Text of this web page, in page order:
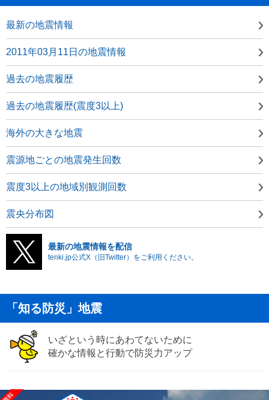
最新の地震情報
2011年03月11日の地震情報
過去の地震履歴
過去の地震履歴(震度3以上)
海外の大きな地震
震源地ごとの地震発生回数
震度3以上の地域別観測回数
震央分布図
最新の地震情報を配信
tenki.jp公式X（旧Twitter）をご利用ください。
「知る防災」地震
いざという時にあわてないために
確かな情報と行動で防災力アップ